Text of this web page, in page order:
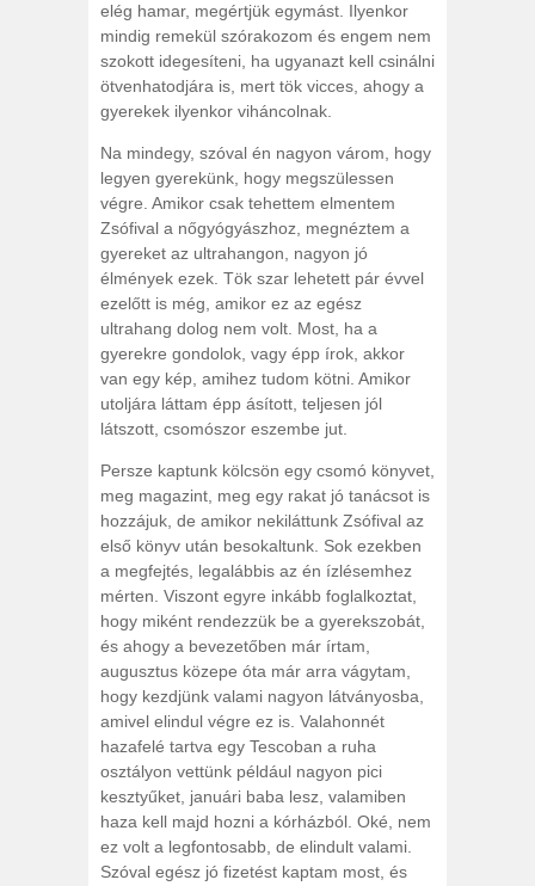
elég hamar, megértjük egymást. Ilyenkor
mindig remekül szórakozom és engem nem
szokott idegesíteni, ha ugyanazt kell csinálni
ötvenhatodjára is, mert tök vicces, ahogy a
gyerekek ilyenkor viháncolnak.
Na mindegy, szóval én nagyon várom, hogy
legyen gyerekünk, hogy megszülessen
végre. Amikor csak tehettem elmentem
Zsófival a nőgyógyászhoz, megnéztem a
gyereket az ultrahangon, nagyon jó
élmények ezek. Tök szar lehetett pár évvel
ezelőtt is még, amikor ez az egész
ultrahang dolog nem volt. Most, ha a
gyerekre gondolok, vagy épp írok, akkor
van egy kép, amihez tudom kötni. Amikor
utoljára láttam épp ásított, teljesen jól
látszott, csomószor eszembe jut.
Persze kaptunk kölcsön egy csomó könyvet,
meg magazint, meg egy rakat jó tanácsot is
hozzájuk, de amikor nekiláttunk Zsófival az
első könyv után besokaltunk. Sok ezekben
a megfejtés, legalábbis az én ízlésemhez
mérten. Viszont egyre inkább foglalkoztat,
hogy miként rendezzük be a gyerekszobát,
és ahogy a bevezetőben már írtam,
augusztus közepe óta már arra vágytam,
hogy kezdjünk valami nagyon látványosba,
amivel elindul végre ez is. Valahonnét
hazafelé tartva egy Tescoban a ruha
osztályon vettünk például nagyon pici
kesztyűket, januári baba lesz, valamiben
haza kell majd hozni a kórházból. Oké, nem
ez volt a legfontosabb, de elindult valami.
Szóval egész jó fizetést kaptam most, és